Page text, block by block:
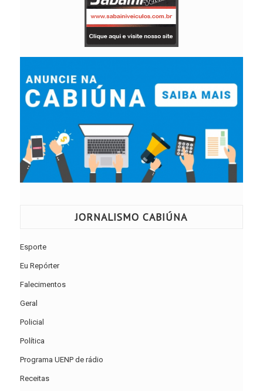
JORNALISMO CABIÚNA
Esporte
Eu Repórter
Falecimentos
Geral
Policial
Política
Programa UENP de rádio
Receitas